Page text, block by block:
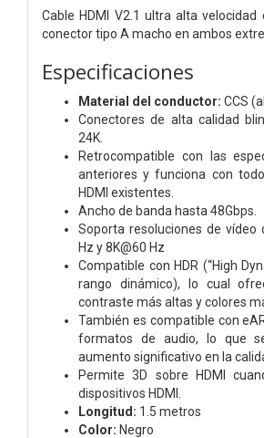
Cable HDMI V2.1 ultra alta velocidad
conector tipo A macho en ambos
Especificaciones
Material del conductor: CCS
Conectores de alta calidad
24K.
Retrocompatible con las
anteriores y funciona con
HDMI existentes.
Ancho de banda hasta 48Gbps.
Soporta resoluciones de vídeo
Hz y 8K@60 Hz
Compatible con HDR (“High
rango dinámico), lo cual
contraste más altas y colores
También es compatible con
formatos de audio, lo que
aumento significativo en la
Permite 3D sobre HDMI
dispositivos HDMI.
Longitud: 1.5 metros
Color: Negro